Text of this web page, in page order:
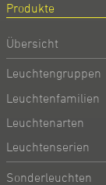
Produkte
Übersicht
Leuchtengruppen
Leuchtenfamilien
Leuchtenarten
Leuchtenserien
Sonderleuchten